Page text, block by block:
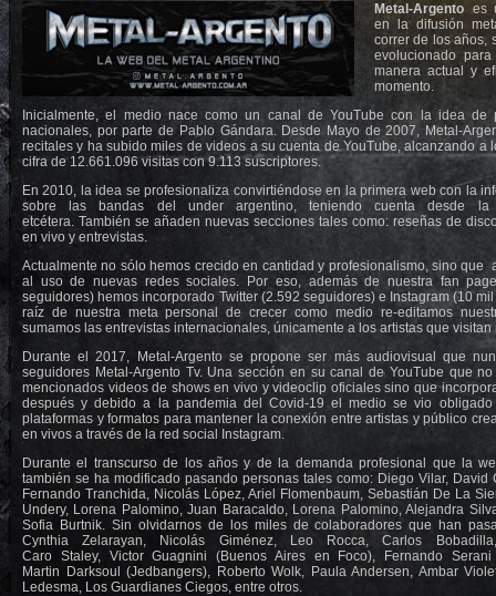
Metal-Argento es
en la difusión
correr de los años,
evolucionado
manera actual y
momento.
Inicialmente, el medio nace como un canal de YouTube con la idea de
nacionales, por parte de Pablo Gándara. Desde Mayo de 2007, Metal-
recitales y ha subido miles de videos a su cuenta de YouTube, alcanzando a
cifra de 12.661.096 visitas con 9.113 suscriptores.
En 2010, la idea se profesionaliza convirtiéndose en la primera web con la
sobre las bandas del under argentino, teniendo cuenta desde la
etcétera. También se añaden nuevas secciones tales como: reseñas de
en vivo y entrevistas.
Actualmente no sólo hemos crecido en cantidad y profesionalismo, sino que
al uso de nuevas redes sociales. Por eso, además de nuestra fan
seguidores) hemos incorporado Twitter (2.592 seguidores) e Instagram (10
raíz de nuestra meta personal de crecer como medio re-editamos
sumamos las entrevistas internacionales, únicamente a los artistas que visitan
Durante el 2017, Metal-Argento se propone ser más audiovisual que
seguidores Metal-Argento Tv. Una sección en su canal de YouTube que
mencionados videos de shows en vivo y videoclip oficiales sino que
después y debido a la pandemia del Covid-19 el medio se vio
plataformas y formatos para mantener la conexión entre artistas y público
en vivos a través de la red social Instagram.
Durante el transcurso de los años y de la demanda profesional que la
también se ha modificado pasando personas tales como: Diego Vilar, David
Fernando Tranchida, Nicolás López, Ariel Flomenbaum, Sebastián De La
Undery, Lorena Palomino, Juan Baracaldo, Lorena Palomino, Alejandra
Sofia Burtnik. Sin olvidarnos de los miles de colaboradores que han
Cynthia Zelarayan, Nicolás Giménez, Leo Rocca, Carlos
Caro Staley, Victor Guagnini (Buenos Aires en Foco), Fernando
Martin Darksoul (Jedbangers), Roberto Wolk, Paula Andersen, Ambar
Ledesma, Los Guardianes Ciegos, entre otros.